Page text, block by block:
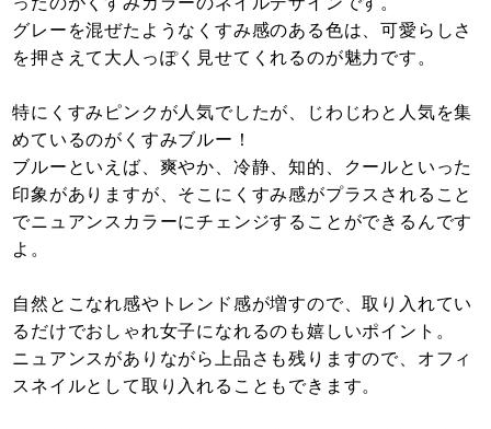
グレーを混ぜたようなくすみ感のある色は、可愛らしさ
を押さえて大人っぽく見せてくれるのが魅力です。
特にくすみピンクが人気でしたが、じわじわと人気を集
めているのがくすみブルー！
ブルーといえば、爽やか、冷静、知的、クールといった
印象がありますが、そこにくすみ感がプラスされること
でニュアンスカラーにチェンジすることができるんです
よ。
自然とこなれ感やトレンド感が増すので、取り入れてい
るだけでおしゃれ女子になれるのも嬉しいポイント。
ニュアンスがありながら上品さも残りますので、オフィ
スネイルとして取り入れることもできます。